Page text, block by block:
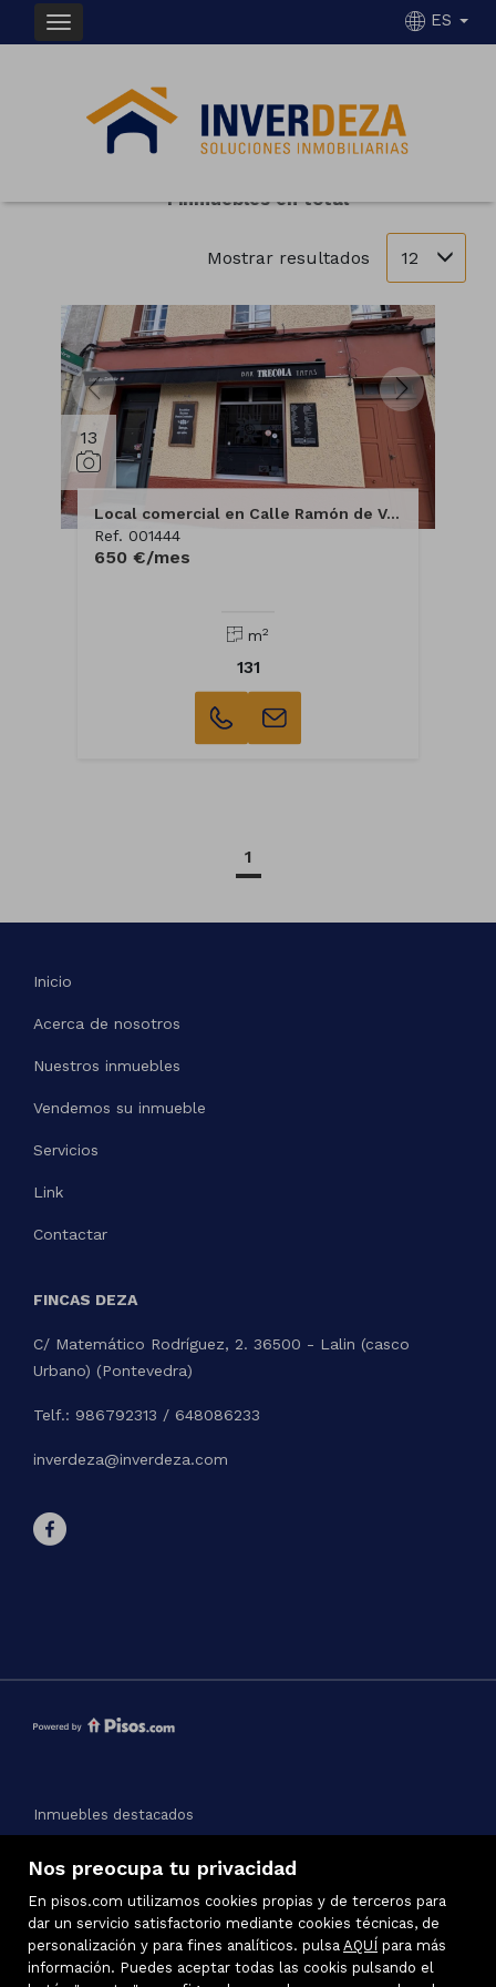
Nos preocupa tu privacidad
En pisos.com utilizamos cookies propias y de terceros para
dar un servicio satisfactorio mediante cookies técnicas, de
personalización y para fines analíticos. pulsa AQUÍ para más
información. Puedes aceptar todas las cookis pulsando el
ES
INMUEBLES EN ALQUILER EN SILLEDA
Filtrar Ordenar
1 inmuebles en total
Mostrar resultados 12
13
Local comercial en Calle Ramón de Valenzuela
Ref. 001444
650 €/mes
m2
131
1
Inicio
Acerca de nosotros
Nuestros inmuebles
Vendemos su inmueble
Servicios
Link
Contactar
FINCAS DEZA
C/ Matemático Rodríguez, 2. 36500 - Lalin (casco
Urbano) (Pontevedra)
Telf.: 986792313 / 648086233
inverdeza@inverdeza.com
Inmuebles destacados
Aviso legal
Favoritos
Política de cookies